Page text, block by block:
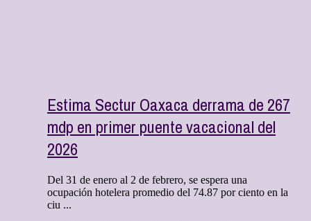
Estima Sectur Oaxaca derrama de 267
mdp en primer puente vacacional del
2026
Del 31 de enero al 2 de febrero, se espera una
ocupación hotelera promedio del 74.87 por ciento en la
ciu ...